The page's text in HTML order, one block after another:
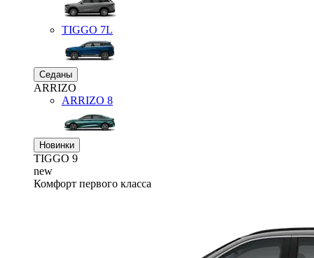
TIGGO 7L
Седаны
ARRIZO
ARRIZO 8
Новинки
TIGGO 9
new
Комфорт первого класса